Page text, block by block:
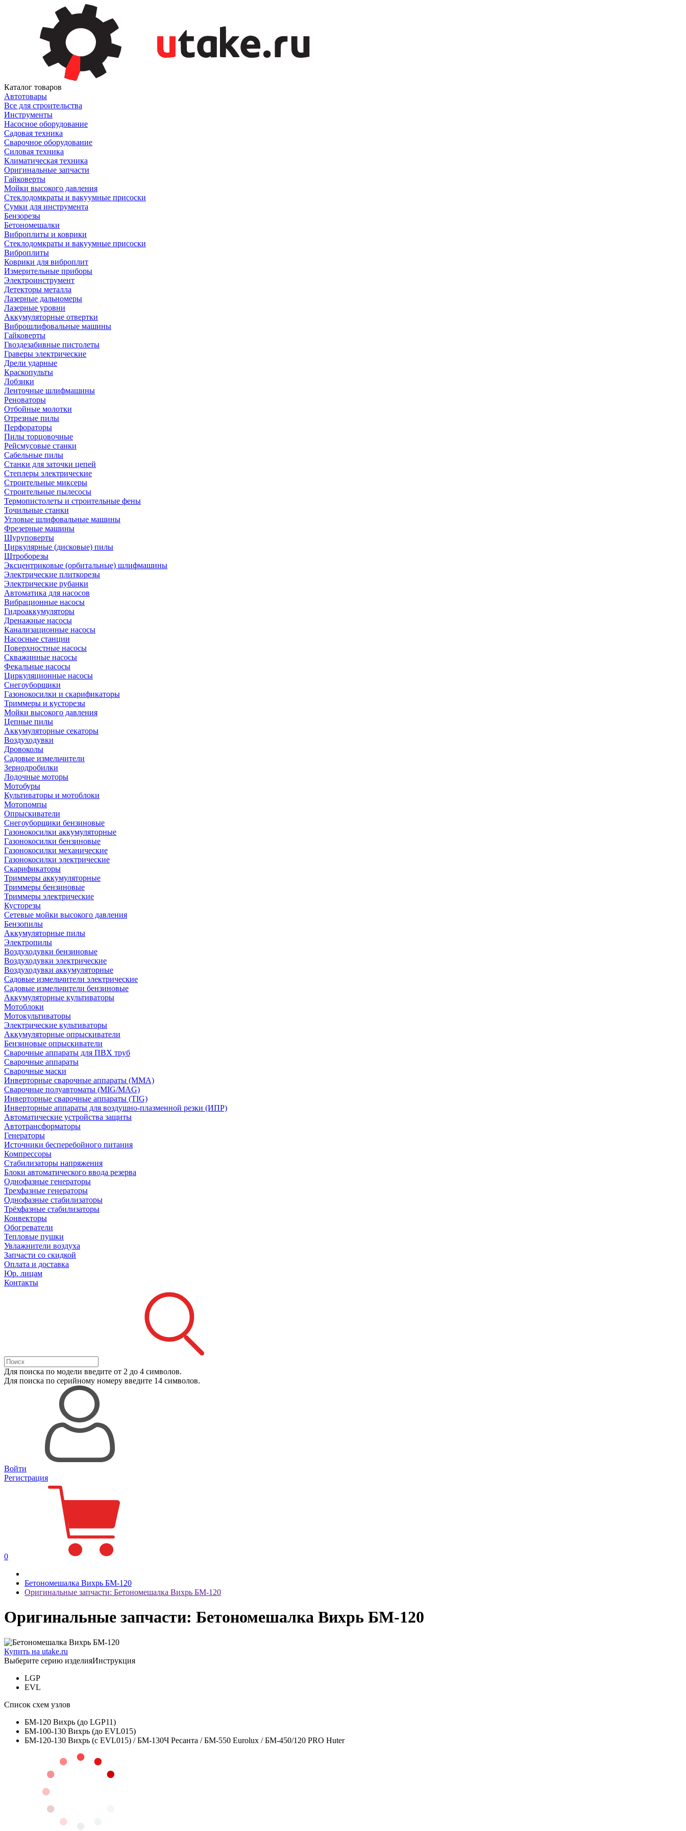
Каталог товаров
Автотовары
Все для строительства
Инструменты
Насосное оборудование
Садовая техника
Сварочное оборудование
Силовая техника
Климатическая техника
Оригинальные запчасти
Гайковерты
Мойки высокого давления
Стеклодомкраты и вакуумные присоски
Сумки для инструмента
Бензорезы
Бетономешалки
Виброплиты и коврики
Стеклодомкраты и вакуумные присоски
Виброплиты
Коврики для виброплит
Измерительные приборы
Электроинструмент
Детекторы металла
Лазерные дальномеры
Лазерные уровни
Аккумуляторные отвертки
Виброшлифовальные машины
Гайковерты
Гвоздезабивные пистолеты
Граверы электрические
Дрели ударные
Краскопульты
Лобзики
Ленточные шлифмашины
Реноваторы
Отбойные молотки
Отрезные пилы
Перфораторы
Пилы торцовочные
Рейсмусовые станки
Сабельные пилы
Станки для заточки цепей
Степлеры электрические
Строительные миксеры
Строительные пылесосы
Термопистолеты и строительные фены
Точильные станки
Угловые шлифовальные машины
Фрезерные машины
Шуруповерты
Циркулярные (дисковые) пилы
Штроборезы
Эксцентриковые (орбитальные) шлифмашины
Электрические плиткорезы
Электрические рубанки
Автоматика для насосов
Вибрационные насосы
Гидроаккумуляторы
Дренажные насосы
Канализационные насосы
Насосные станции
Поверхностные насосы
Скважинные насосы
Фекальные насосы
Циркуляционные насосы
Снегоуборщики
Газонокосилки и скарификаторы
Триммеры и кусторезы
Мойки высокого давления
Цепные пилы
Аккумуляторные секаторы
Воздуходувки
Дровоколы
Садовые измельчители
Зернодробилки
Лодочные моторы
Мотобуры
Культиваторы и мотоблоки
Мотопомпы
Опрыскиватели
Снегоуборщики бензиновые
Газонокосилки аккумуляторные
Газонокосилки бензиновые
Газонокосилки механические
Газонокосилки электрические
Скарификаторы
Триммеры аккумуляторные
Триммеры бензиновые
Триммеры электрические
Кусторезы
Сетевые мойки высокого давления
Бензопилы
Аккумуляторные пилы
Электропилы
Воздуходувки бензиновые
Воздуходувки электрические
Воздуходувки аккумуляторные
Садовые измельчители электрические
Садовые измельчители бензиновые
Аккумуляторные культиваторы
Мотоблоки
Мотокультиваторы
Электрические культиваторы
Аккумуляторные опрыскиватели
Бензиновые опрыскиватели
Сварочные аппараты для ПВХ труб
Сварочные аппараты
Сварочные маски
Инверторные сварочные аппараты (ММА)
Сварочные полуавтоматы (MIG/MAG)
Инверторные сварочные аппараты (TIG)
Инверторные аппараты для воздушно-плазменной резки (ИПР)
Автоматические устройства защиты
Автотрансформаторы
Генераторы
Источники бесперебойного питания
Компрессоры
Стабилизаторы напряжения
Блоки автоматического ввода резерва
Однофазные генераторы
Трехфазные генераторы
Однофазные стабилизаторы
Трёхфазные стабилизаторы
Конвекторы
Обогреватели
Тепловые пушки
Увлажнители воздуха
Запчасти со скидкой
Оплата и доставка
Юр. лицам
Контакты
Для поиска по модели введите от 2 до 4 символов.
Для поиска по серийному номеру введите 14 символов.
Войти
Регистрация
0
Бетономешалка Вихрь БМ-120
Оригинальные запчасти: Бетономешалка Вихрь БМ-120
Оригинальные запчасти: Бетономешалка Вихрь БМ-120
Купить на utake.ru
Выберите серию изделияИнструкция
LGP
EVL
Список схем узлов
БМ-120 Вихрь (до LGP11)
БМ-100-130 Вихрь (до EVL015)
БМ-120-130 Вихрь (с EVL015) / БМ-130Ч Ресанта / БМ-550 Eurolux / БМ-450/120 PRO Huter